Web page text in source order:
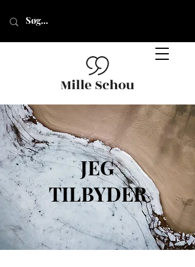
JEG
TILBYDER